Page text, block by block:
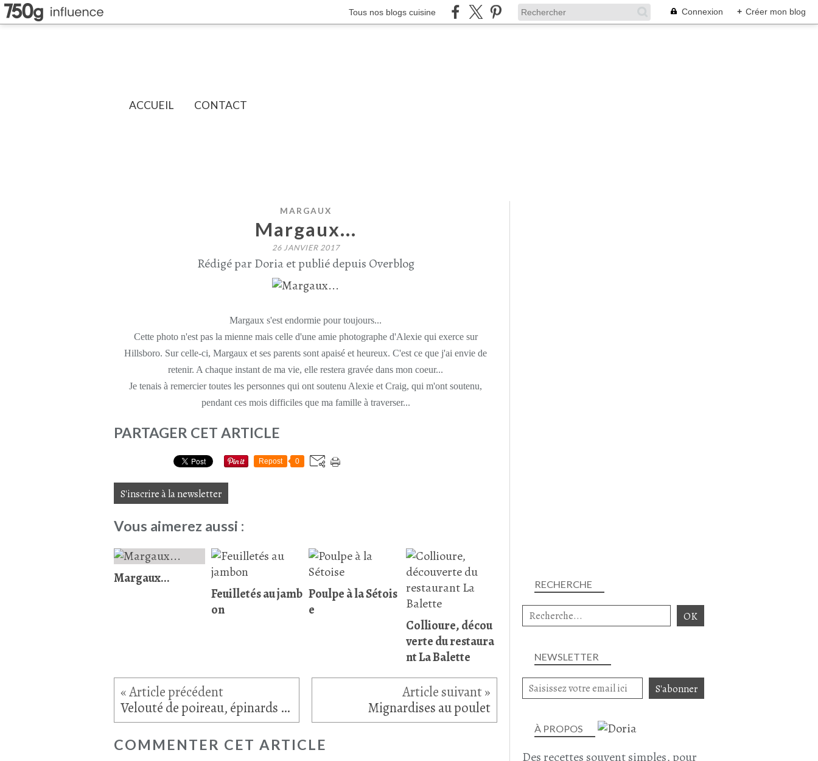
Tous nos blogs cuisine Connexion + Créer mon blog
ACCUEIL CONTACT
MARGAUX
Margaux...
26 JANVIER 2017
Rédigé par Doria et publié depuis Overblog
Margaux s'est endormie pour toujours...
Cette photo n'est pas la mienne mais celle d'une amie photographe d'Alexie qui exerce sur
Hillsboro. Sur celle-ci, Margaux et ses parents sont apaisé et heureux. C'est ce que j'ai envie de
retenir. A chaque instant de ma vie, elle restera gravée dans mon coeur...
Je tenais à remercier toutes les personnes qui ont soutenu Alexie et Craig, qui m'ont soutenu,
pendant ces mois difficiles que ma famille à traverser...
PARTAGER CET ARTICLE
Repost 0
S'inscrire à la newsletter
Vous aimerez aussi :
Margaux...
Feuilletés au jamb
on
Poulpe à la Sétois
e
Collioure, décou
verte du restaura
nt La Balette
Velouté de poireau, épinards au tofu et crème de soja Mignardises au poulet
COMMENTER CET ARTICLE
NEWSLETTER
RECHERCHE
À PROPOS
Des recettes souvent simples, pour